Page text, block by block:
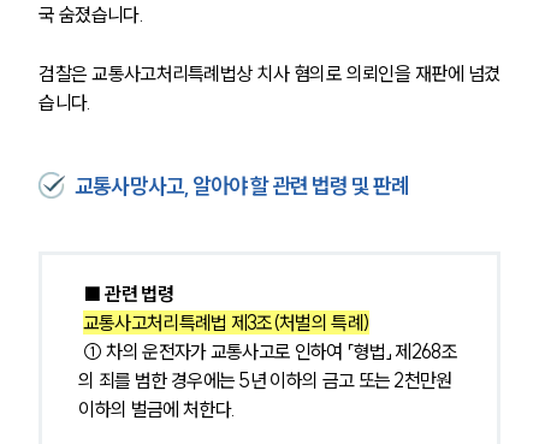
국 숨졌습니다.
검찰은 교통사고처리특례법상 치사 혐의로 의뢰인을 재판에 넘겼
습니다.
교통사망사고, 알아야 할 관련 법령 및 판례
■ 관련 법령
교통사고처리특례법 제3조(처벌의 특례)
의 죄를 범한 경우에는 5년 이하의 금고 또는 2천만원
이하의 벌금에 처한다.